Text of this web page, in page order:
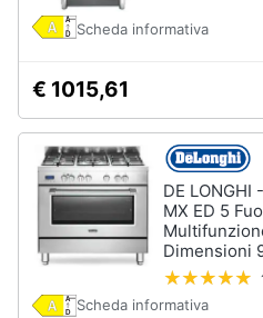
Scheda informativa
€ 1015,61
DE LONGHI
MX ED 5
Dimensioni
Scheda informativa